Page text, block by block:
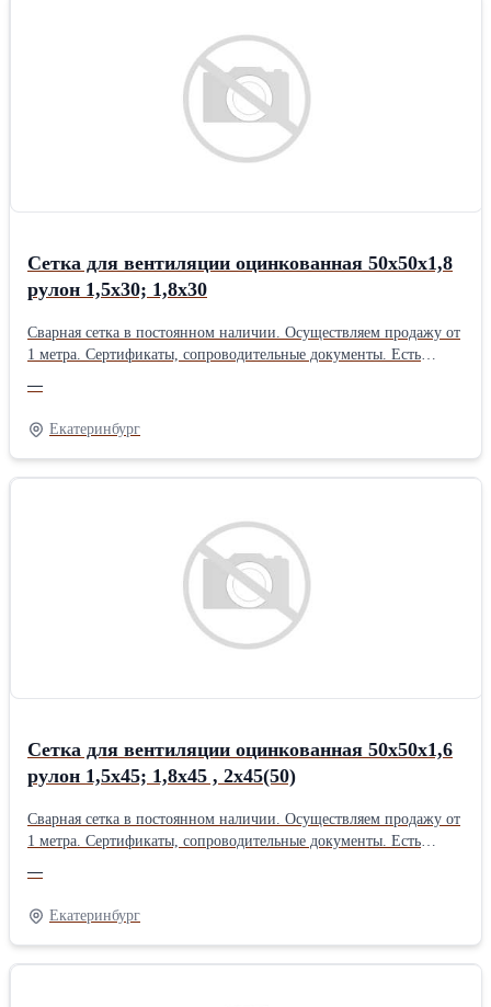
Сетка для вентиляции оцинкованная 50х50х1,8
рулон 1,5х30; 1,8х30
Сварная сетка в постоянном наличии. Осуществляем продажу от
1 метра. Сертификаты, сопроводительные документы. Есть
Получить более полную информацию Вы можете на нашем сайте
http://pt096.ru или отправив свой заказ на почту zakaz@pt096.ru
—
Екатеринбург
Сетка для вентиляции оцинкованная 50х50х1,6
рулон 1,5х45; 1,8х45 , 2х45(50)
Сварная сетка в постоянном наличии. Осуществляем продажу от
1 метра. Сертификаты, сопроводительные документы. Есть
Получить более полную информацию Вы можете на нашем сайте
http://pt096.ru или отправив свой заказ на почту zakaz@pt096.ru
—
Екатеринбург